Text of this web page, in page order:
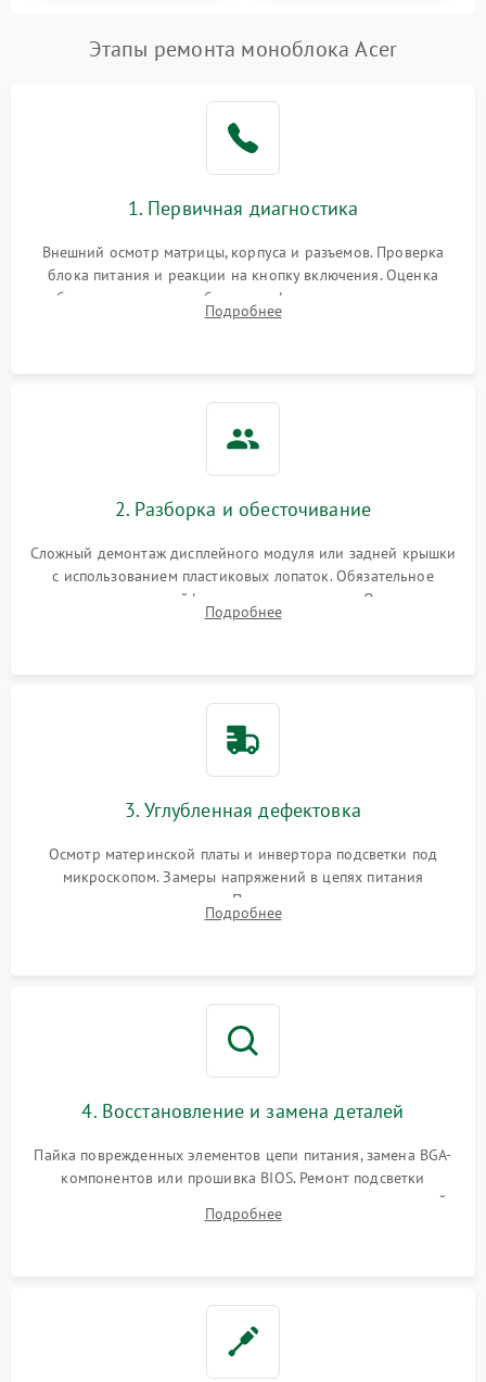
Этапы ремонта моноблока Acer
1. Первичная диагностика
Внешний осмотр матрицы, корпуса и разъемов. Проверка
блока питания и реакции на кнопку включения. Оценка
изображения, звука и работы периферии для сужения круга
возможных неисправностей перед вскрытием.
Подробнее
2. Разборка и обесточивание
Сложный демонтаж дисплейного модуля или задней крышки
с использованием пластиковых лопаток. Обязательное
отключение шлейфов матрицы и питания. Очистка
массивной системы охлаждения от скопившейся пыли.
Подробнее
3. Углубленная дефектовка
Осмотр материнской платы и инвертора подсветки под
микроскопом. Замеры напряжений в цепях питания
процессора и видеокарты. Проверка состояния жесткого
диска и оперативной памяти с помощью POST-карт и
Подробнее
4. Восстановление и замена деталей
Пайка поврежденных элементов цепи питания, замена BGA-
компонентов или прошивка BIOS. Ремонт подсветки
матрицы, замена неисправного накопителя на скоростной
SSD или установка новых модулей памяти.
Подробнее